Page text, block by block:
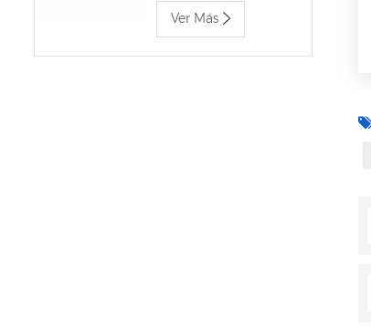
Ver Más